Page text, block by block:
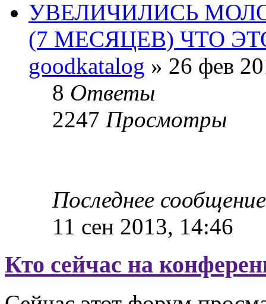
УВЕЛИЧИЛИСЬ
(7 МЕСЯЦЕВ) ЧТО
goodkatalog » 26 фев
8 Ответы
2247 Просмотры
Последнее
11 сен 2013, 14:46
Кто сейчас на